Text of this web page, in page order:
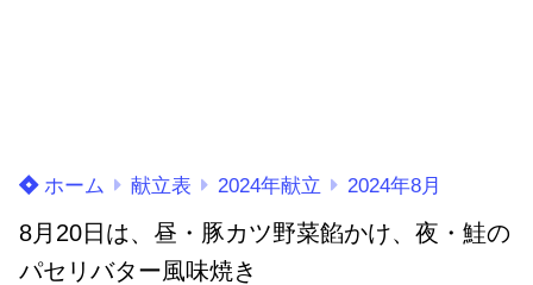
ホーム 献立表 2024年献立 2024年8月
8月20日は、昼・豚カツ野菜餡かけ、夜・鮭の
パセリバター風味焼き